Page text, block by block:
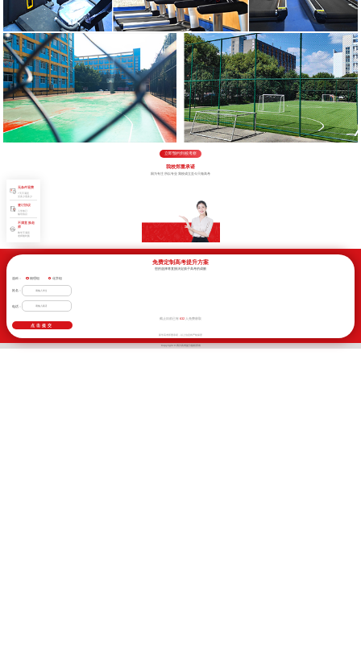
立即预约到校考察
我校郑重承诺
因为专注 所以专业 我校成立至今只做高考
无条件退费
7天不满意
交多少退多少
签订协议
入学签订
辅导协议
不满意 换老
师
教学不满意
老师随时换
免费定制高考提升方案
您的选择将直接决定孩子高考的成败
选科： 物理组 化学组
姓名：
电话：
截止目前已有 632 人免费获取
新学高考郑重承诺，以上信息将严格保密
Copyright © 四川高考提分版权所有